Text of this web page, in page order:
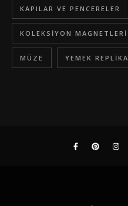
KAPILAR VE PENCERELER
KOLEKSIYON MAGNETLERI
MÜZE YEMEK